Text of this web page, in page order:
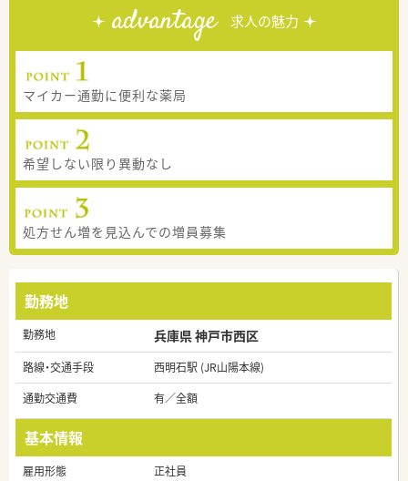
advantage 求人の魅力
マイカー通勤に便利な薬局
希望しない限り異動なし
処方せん増を見込んでの増員募集
勤務地
勤務地 兵庫県 神戸市西区
路線・交通手段
西明石駅 (JR山陽本線)
通勤交通費
有／全額
基本情報
雇用形態
正社員